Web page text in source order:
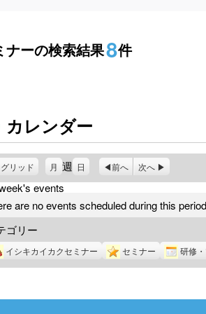
ナーの検索結果8件
カレンダー
グリッド 月 週 日 前へ 次へ
events
are no events scheduled during this
ゴリー
イシキカイカクセミナー セミナー 研修